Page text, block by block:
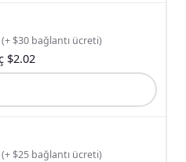
+ $30 bağlantı ücreti)
$2.02
+ $25 bağlantı ücreti)